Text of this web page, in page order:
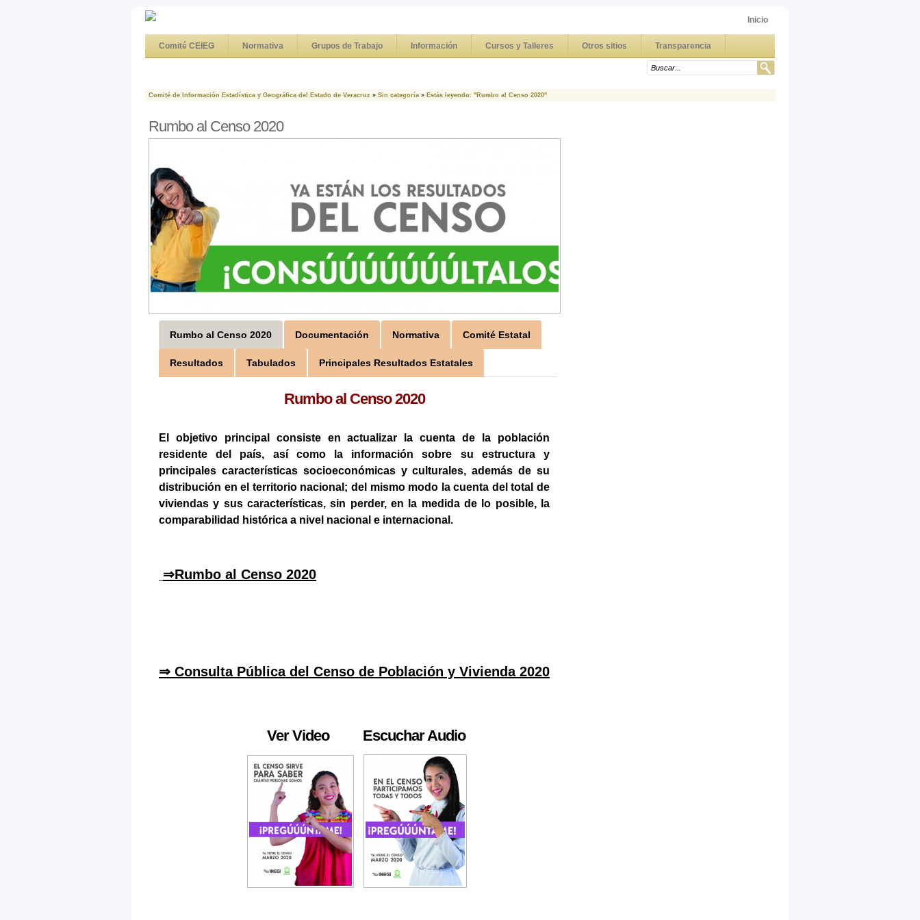
Inicio
Comité CEIEG Normativa Grupos de Trabajo Información Cursos y Talleres Otros sitios Transparencia
Comité de Información Estadística y Geográfica del Estado de Veracruz » Sin categoría » Estás leyendo: "Rumbo al Censo 2020"
Rumbo al Censo 2020
Rumbo al Censo 2020 Documentación Normativa Comité Estatal
Resultados Tabulados Principales Resultados Estatales
Rumbo al Censo 2020
El objetivo principal consiste en actualizar la cuenta de la población
residente del país, así como la información sobre su estructura y
principales características socioeconómicas y culturales, además de su
distribución en el territorio nacional; del mismo modo la cuenta del total de
viviendas y sus características, sin perder, en la medida de lo posible, la
comparabilidad histórica a nivel nacional e internacional.
⇒Rumbo al Censo 2020
⇒ Consulta Pública del Censo de Población y Vivienda 2020
Ver Video Escuchar Audio